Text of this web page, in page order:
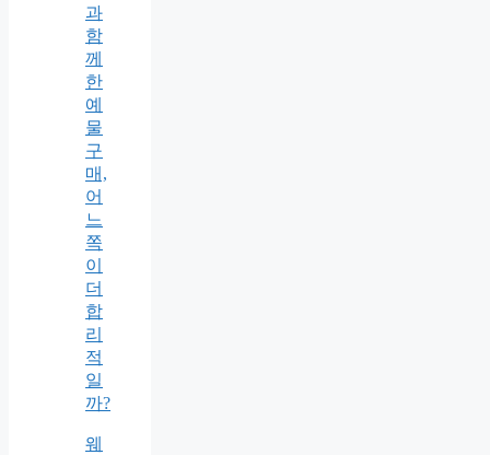
과
함
께
한
예
물
구
매,
어
느
쪽
이
더
합
리
적
일
까?
웨